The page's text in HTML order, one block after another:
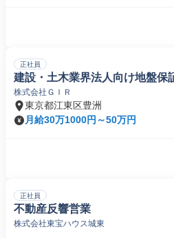
正社員
建設・土木業界法人向け地盤保
株式会社ＧＩＲ
東京都江東区豊洲
月給30万1000円～50万円
正社員
不動産反響営業
株式会社東宝ハウス城東